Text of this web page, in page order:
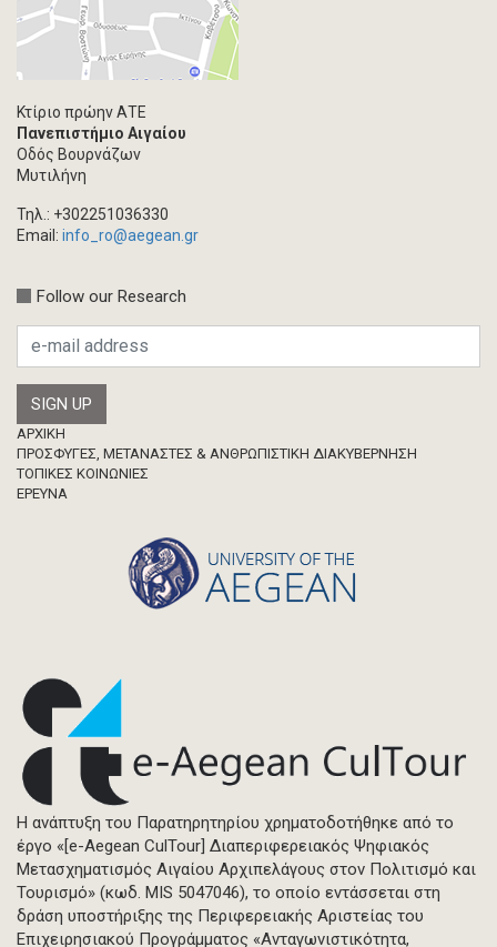
Κτίριο πρώην ΑΤΕ
Πανεπιστήμιο Αιγαίου
Οδός Βουρνάζων
Μυτιλήνη
Τηλ.: +302251036330
Email: info_ro@aegean.gr
Follow our Research
Footer
ΑΡΧΙΚΗ
ΠΡΟΣΦΥΓΕΣ, ΜΕΤΑΝΑΣΤΕΣ & ΑΝΘΡΩΠΙΣΤΙΚΗ ΔΙΑΚΥΒΕΡΝΗΣΗ
ΤΟΠΙΚΕΣ ΚΟΙΝΩΝΙΕΣ
ΈΡΕΥΝΑ
Η ανάπτυξη του Παρατηρητηρίου χρηματοδοτήθηκε από το
έργο «[e-Aegean CulTour] Διαπεριφερειακός Ψηφιακός
Μετασχηματισμός Αιγαίου Αρχιπελάγους στον Πολιτισμό και
Τουρισμό» (κωδ. MIS 5047046), το οποίο εντάσσεται στη
δράση υποστήριξης της Περιφερειακής Αριστείας του
Επιχειρησιακού Προγράμματος «Ανταγωνιστικότητα,